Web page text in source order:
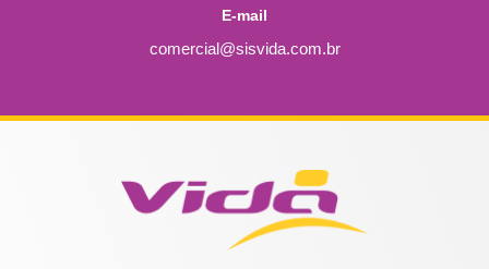
E-mail
comercial@sisvida.com.br